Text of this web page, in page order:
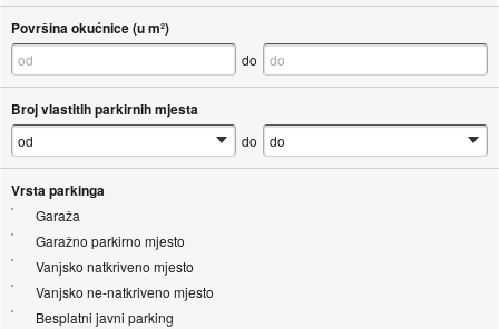
Površina okućnice (u m²)
do
Broj vlastitih parkirnih mjesta
do
Vrsta parkinga
Garaža
Garažno parkirno mjesto
Vanjsko natkriveno mjesto
Vanjsko ne-natkriveno mjesto
Besplatni javni parking